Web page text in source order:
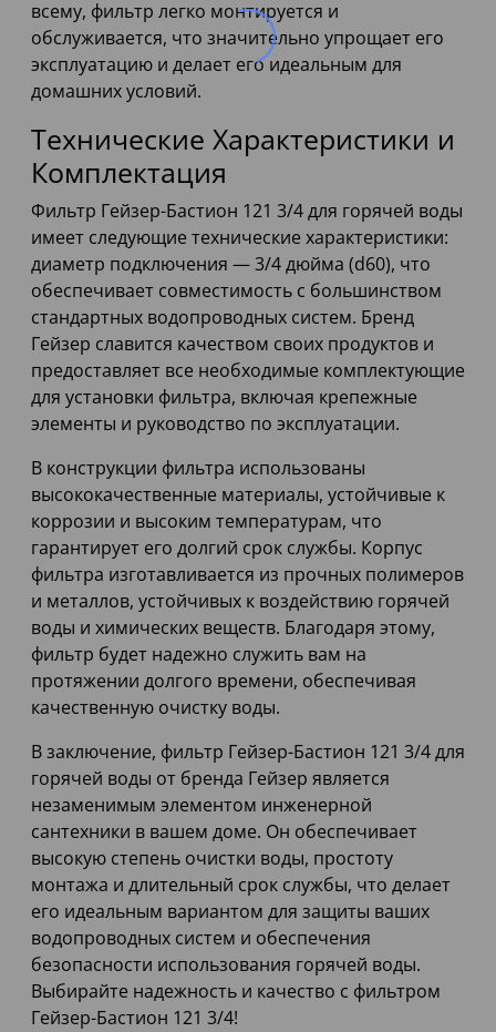
всему, фильтр легко монтируется и
обслуживается, что значительно упрощает его
эксплуатацию и делает его идеальным для
домашних условий.
Технические Характеристики и
Комплектация
Фильтр Гейзер-Бастион 121 3/4 для горячей воды
имеет следующие технические характеристики:
диаметр подключения — 3/4 дюйма (d60), что
обеспечивает совместимость с большинством
стандартных водопроводных систем. Бренд
Гейзер славится качеством своих продуктов и
предоставляет все необходимые комплектующие
для установки фильтра, включая крепежные
элементы и руководство по эксплуатации.
В конструкции фильтра использованы
высококачественные материалы, устойчивые к
коррозии и высоким температурам, что
гарантирует его долгий срок службы. Корпус
фильтра изготавливается из прочных полимеров
и металлов, устойчивых к воздействию горячей
воды и химических веществ. Благодаря этому,
фильтр будет надежно служить вам на
протяжении долгого времени, обеспечивая
качественную очистку воды.
В заключение, фильтр Гейзер-Бастион 121 3/4 для
горячей воды от бренда Гейзер является
незаменимым элементом инженерной
сантехники в вашем доме. Он обеспечивает
высокую степень очистки воды, простоту
монтажа и длительный срок службы, что делает
его идеальным вариантом для защиты ваших
водопроводных систем и обеспечения
безопасности использования горячей воды.
Выбирайте надежность и качество с фильтром
Гейзер-Бастион 121 3/4!